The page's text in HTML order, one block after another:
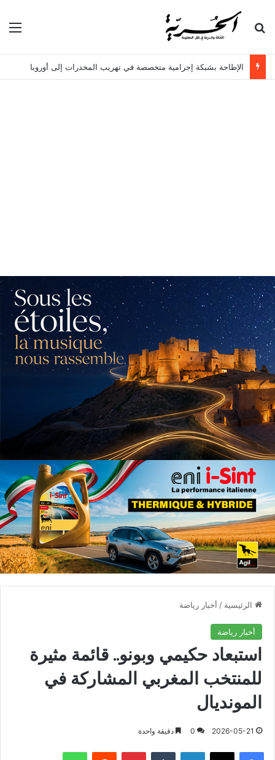
بحث عن
الإطاحة بشبكة إجرامية متخصصة في تهريب المخدرات إلى أوروبا
الرئيسية / أخبار رياضة
أخبار رياضة
استبعاد حكيمي وبونو.. قائمة مثيرة
للمنتخب المغربي المشاركة في
المونديال
2026-05-21
0 دقيقة واحدة
فيسبوك X لينكدإن بينتيريست واتساب